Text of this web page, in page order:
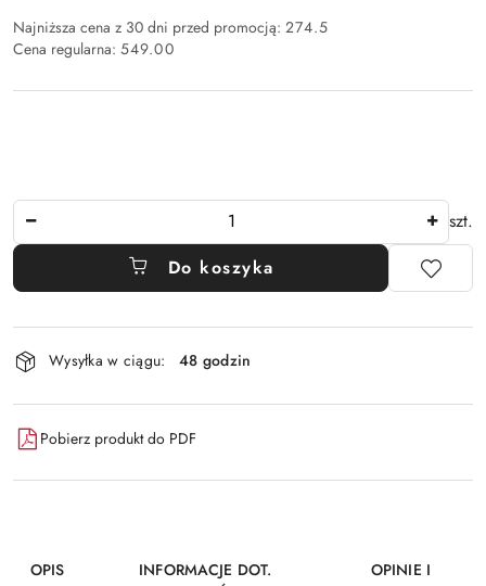
Najniższa cena z 30 dni przed promocją: 274.5
Cena regularna: 549.00
szt.
Do koszyka
Dostępność
i
dostawa
Wysyłka w ciągu: 48 godzin
Pobierz produkt do PDF
OPIS
INFORMACJE DOT.
OPINIE I